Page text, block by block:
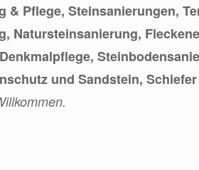
& Pflege, Steinsanierungen,
Natursteinsanierung,
und Sandstein,